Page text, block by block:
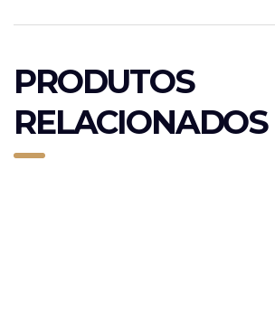
PRODUTOS
RELACIONADOS